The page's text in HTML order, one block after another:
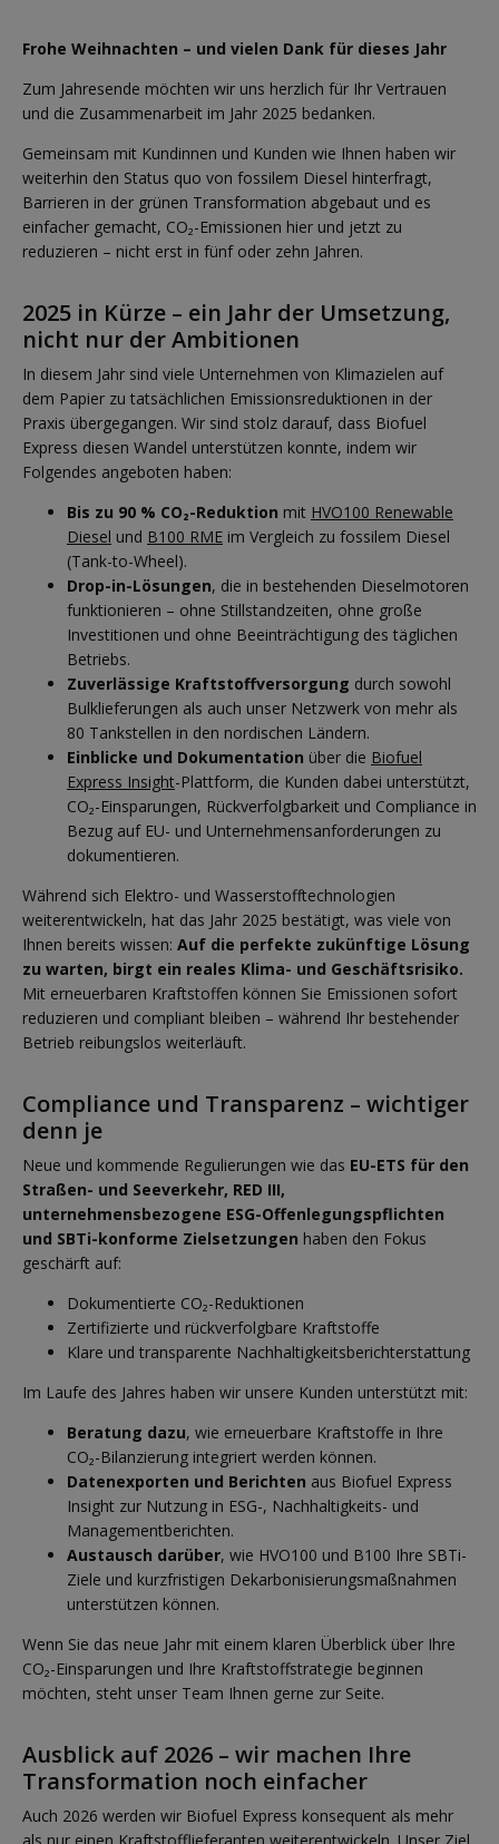
Frohe Weihnachten – und vielen Dank für dieses Jahr
Zum Jahresende möchten wir uns herzlich für Ihr Vertrauen
und die Zusammenarbeit im Jahr 2025 bedanken.
Gemeinsam mit Kundinnen und Kunden wie Ihnen haben wir
weiterhin den Status quo von fossilem Diesel hinterfragt,
Barrieren in der grünen Transformation abgebaut und es
einfacher gemacht, CO₂-Emissionen hier und jetzt zu
reduzieren – nicht erst in fünf oder zehn Jahren.
2025 in Kürze – ein Jahr der Umsetzung,
nicht nur der Ambitionen
In diesem Jahr sind viele Unternehmen von Klimazielen auf
dem Papier zu tatsächlichen Emissionsreduktionen in der
Praxis übergegangen. Wir sind stolz darauf, dass Biofuel
Express diesen Wandel unterstützen konnte, indem wir
Folgendes angeboten haben:
Bis zu 90 % CO₂-Reduktion mit HVO100 Renewable
Diesel und B100 RME im Vergleich zu fossilem Diesel
(Tank-to-Wheel).
Drop-in-Lösungen, die in bestehenden Dieselmotoren
funktionieren – ohne Stillstandzeiten, ohne große
Investitionen und ohne Beeinträchtigung des täglichen
Betriebs.
Zuverlässige Kraftstoffversorgung durch sowohl
Bulklieferungen als auch unser Netzwerk von mehr als
80 Tankstellen in den nordischen Ländern.
Einblicke und Dokumentation über die Biofuel
Express Insight-Plattform, die Kunden dabei unterstützt,
CO₂-Einsparungen, Rückverfolgbarkeit und Compliance in
Bezug auf EU- und Unternehmensanforderungen zu
dokumentieren.
Während sich Elektro- und Wasserstofftechnologien
weiterentwickeln, hat das Jahr 2025 bestätigt, was viele von
Ihnen bereits wissen: Auf die perfekte zukünftige Lösung
zu warten, birgt ein reales Klima- und Geschäftsrisiko.
Mit erneuerbaren Kraftstoffen können Sie Emissionen sofort
reduzieren und compliant bleiben – während Ihr bestehender
Betrieb reibungslos weiterläuft.
Compliance und Transparenz – wichtiger
denn je
Neue und kommende Regulierungen wie das EU-ETS für den
Straßen- und Seeverkehr, RED III,
unternehmensbezogene ESG-Offenlegungspflichten
und SBTi-konforme Zielsetzungen haben den Fokus
geschärft auf:
Dokumentierte CO₂-Reduktionen
Zertifizierte und rückverfolgbare Kraftstoffe
Klare und transparente Nachhaltigkeitsberichterstattung
Im Laufe des Jahres haben wir unsere Kunden unterstützt mit:
Beratung dazu, wie erneuerbare Kraftstoffe in Ihre
CO₂-Bilanzierung integriert werden können.
Datenexporten und Berichten aus Biofuel Express
Insight zur Nutzung in ESG-, Nachhaltigkeits- und
Managementberichten.
Austausch darüber, wie HVO100 und B100 Ihre SBTi-
Ziele und kurzfristigen Dekarbonisierungsmaßnahmen
unterstützen können.
Wenn Sie das neue Jahr mit einem klaren Überblick über Ihre
CO₂-Einsparungen und Ihre Kraftstoffstrategie beginnen
möchten, steht unser Team Ihnen gerne zur Seite.
Ausblick auf 2026 – wir machen Ihre
Transformation noch einfacher
Auch 2026 werden wir Biofuel Express konsequent als mehr